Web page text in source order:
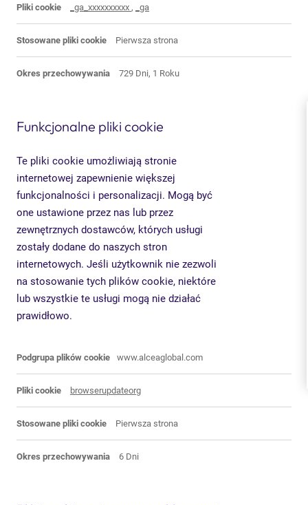
_ga_xxxxxxxxxx , _ga
Pierwsza strona
729 Dni, 1 Roku
Funkcjonalne pliki cookie
Te pliki cookie umożliwiają stronie
internetowej zapewnienie większej
funkcjonalności i personalizacji. Mogą być
one ustawione przez nas lub przez
zewnętrznych dostawców, których usługi
zostały dodane do naszych stron
internetowych. Jeśli użytkownik nie zezwoli
na stosowanie tych plików cookie, niektóre
lub wszystkie te usługi mogą nie działać
prawidłowo.
pliki
cookie
www.alceaglobal.com
browserupdateorg
Pierwsza strona
6 Dni